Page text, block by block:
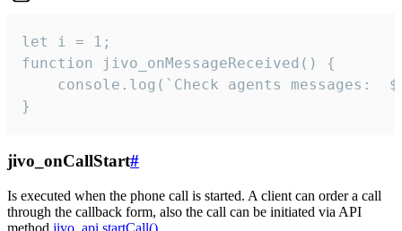
let i = 1;
function jivo_onMessageReceived() {
}
jivo_onCallStart#
Is executed when the phone call is started. A client can order a call
through the callback form, also the call can be initiated via API
method jivo_api.startCall().